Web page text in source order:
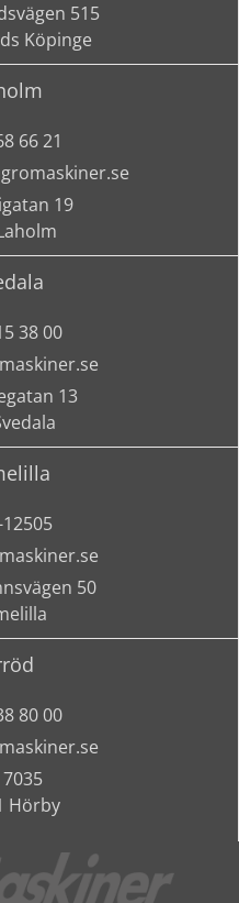
515
Köpinge
66 21
19
38 00
13
50
80 00
Hörby